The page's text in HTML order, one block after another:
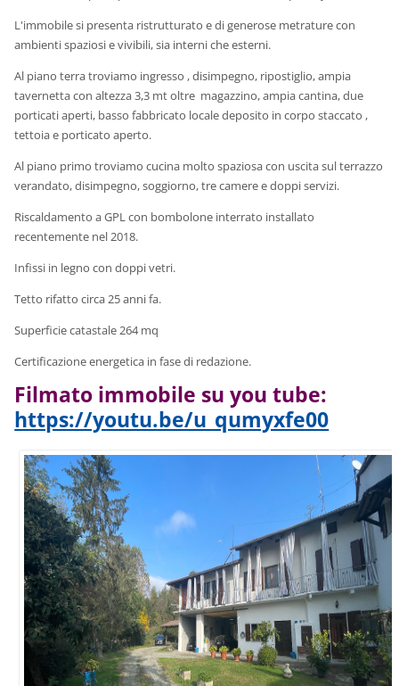
L'immobile si presenta ristrutturato e di generose metrature con
ambienti spaziosi e vivibili, sia interni che esterni.
Al piano terra troviamo ingresso , disimpegno, ripostiglio, ampia
tavernetta con altezza 3,3 mt oltre magazzino, ampia cantina, due
porticati aperti, basso fabbricato locale deposito in corpo staccato ,
tettoia e porticato aperto.
Al piano primo troviamo cucina molto spaziosa con uscita sul terrazzo
verandato, disimpegno, soggiorno, tre camere e doppi servizi.
Riscaldamento a GPL con bombolone interrato installato
recentemente nel 2018.
Infissi in legno con doppi vetri.
Tetto rifatto circa 25 anni fa.
Superficie catastale 264 mq
Certificazione energetica in fase di redazione.
Filmato immobile su you tube:
https://youtu.be/u_qumyxfe00